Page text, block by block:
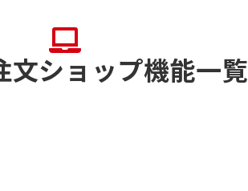
文ショップ機能一覧